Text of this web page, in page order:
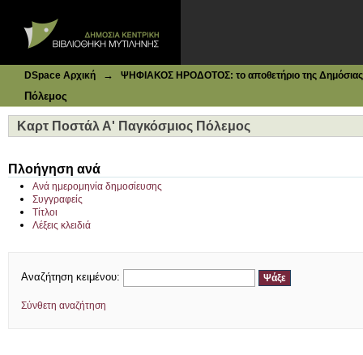
DSpace Αρχική → ΨΗΦΙΑΚΟΣ ΗΡΟΔΟΤΟΣ: το αποθετήριο της Δημόσιας
Πόλεμος
Καρτ Ποστάλ Α' Παγκόσμιος Πόλεμος
Πλοήγηση ανά
Ανά ημερομηνία δημοσίευσης
Συγγραφείς
Τίτλοι
Λέξεις κλειδιά
Αναζήτηση κειμένου:
Σύνθετη αναζήτηση